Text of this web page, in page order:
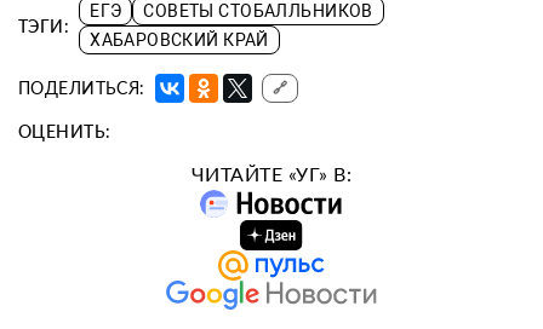
ТЭГИ:
ЕГЭ
СОВЕТЫ СТОБАЛЛЬНИКОВ
ХАБАРОВСКИЙ КРАЙ
ПОДЕЛИТЬСЯ: 🔗
ОЦЕНИТЬ:
ЧИТАЙТЕ «УГ» В: